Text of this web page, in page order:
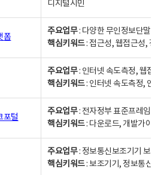
디지털시민
폼
주요업무: 다양한 무인정보단말
핵심키워드: 접근성, 웹접근성,
주요업무: 인터넷 속도측정, 웹접
핵심키워드: 인터넷 속도측정, 인
포털
주요업무: 전자정부 표준프레임
핵심키워드: 다운로드, 개발가이
주요업무: 정보통신보조기기 보
핵심키워드: 보조기기, 정보통신